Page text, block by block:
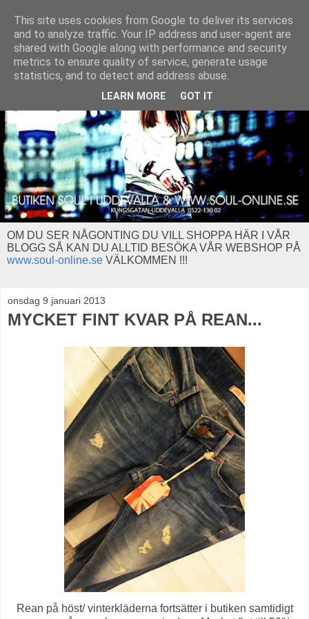
OM DU SER NÅGONTING DU VILL SHOPPA HÄR I VÅR
BLOGG SÅ KAN DU ALLTID BESÖKA VÅR WEBSHOP PÅ
www.soul-online.se VÄLKOMMEN !!!
onsdag 9 januari 2013
MYCKET FINT KVAR PÅ REAN...
Rean på höst/ vinterkläderna fortsätter i butiken samtidigt
This site uses cookies from Google to deliver its services
and to analyze traffic. Your IP address and user-agent are
shared with Google along with performance and security
metrics to ensure quality of service, generate usage
statistics, and to detect and address abuse.
LEARN MORE GOT IT